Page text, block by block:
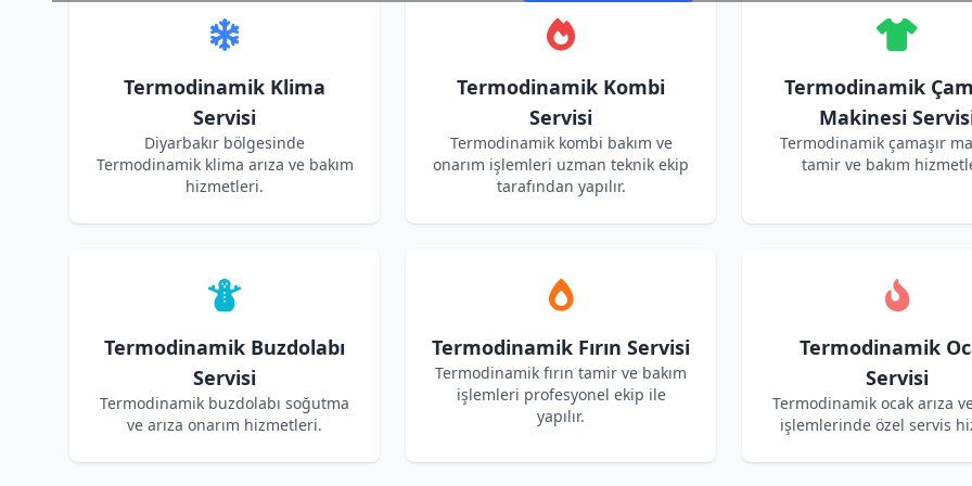
Termodinamik Klima
Servisi
Diyarbakır bölgesinde
Termodinamik klima arıza ve bakım
hizmetleri.
Termodinamik Kombi
Servisi
Termodinamik kombi bakım ve
onarım işlemleri uzman teknik ekip
tarafından yapılır.
Termodinamik
Makinesi
Termodinamik çamaşır
tamir ve bakım
Termodinamik Buzdolabı
Servisi
Termodinamik buzdolabı soğutma
ve arıza onarım hizmetleri.
Termodinamik Fırın Servisi
Termodinamik fırın tamir ve bakım
işlemleri profesyonel ekip ile
yapılır.
Termodinamik
Servisi
Termodinamik ocak arıza
işlemlerinde özel servis